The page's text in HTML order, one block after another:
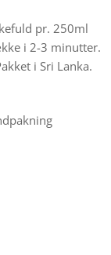
pr. 250ml
i 2-3 minutter.
i Sri Lanka.